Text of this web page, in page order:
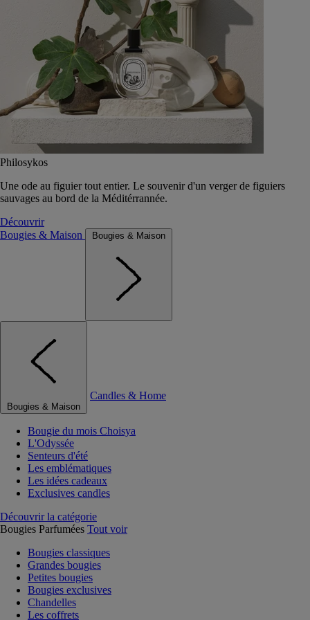
Philosykos
Une ode au figuier tout entier. Le souvenir d'un verger de figuiers
sauvages au bord de la Méditérrannée.
Découvrir
Bougies & Maison
Bougies & Maison
Bougies & Maison
Candles & Home
Bougie du mois Choisya
L'Odyssée
Senteurs d'été
Les emblématiques
Les idées cadeaux
Exclusives candles
Découvrir la catégorie
Bougies Parfumées Tout voir
Bougies classiques
Grandes bougies
Petites bougies
Bougies exclusives
Chandelles
Les coffrets